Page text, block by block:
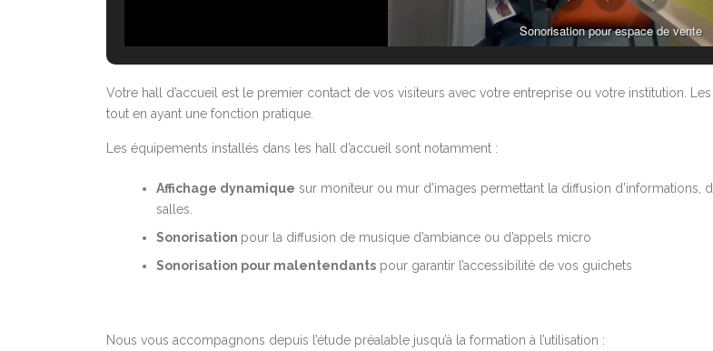
Sonorisation pour espace de vente
Votre hall d’accueil est le premier contact de vos visiteurs avec votre entreprise ou votre institution.
tout en ayant une fonction pratique.
Les équipements installés dans les hall d’accueil sont notamment :
Affichage dynamique sur moniteur ou mur d’images permettant la diffusion
salles.
Sonorisation pour la diffusion de musique d’ambiance ou d’appels micro
Sonorisation pour malentendants pour garantir l’accessibilité de vos guichets
Nous vous accompagnons depuis l’étude préalable jusqu’à la formation à l’utilisation :